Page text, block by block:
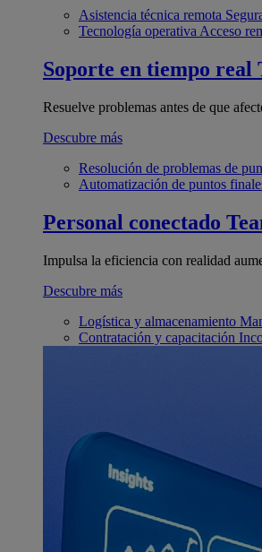
Asistencia técnica remota
Tecnología operativa Acceso
Soporte en tiempo real
Resuelve problemas antes de que
Descubre más
Resolución de problemas de
Automatización de puntos
Personal conectado
Impulsa la eficiencia con realidad
Descubre más
Logística y almacenamiento
Contratación y capacitación